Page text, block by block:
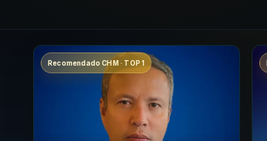
Recomendado CHM · TOP 1